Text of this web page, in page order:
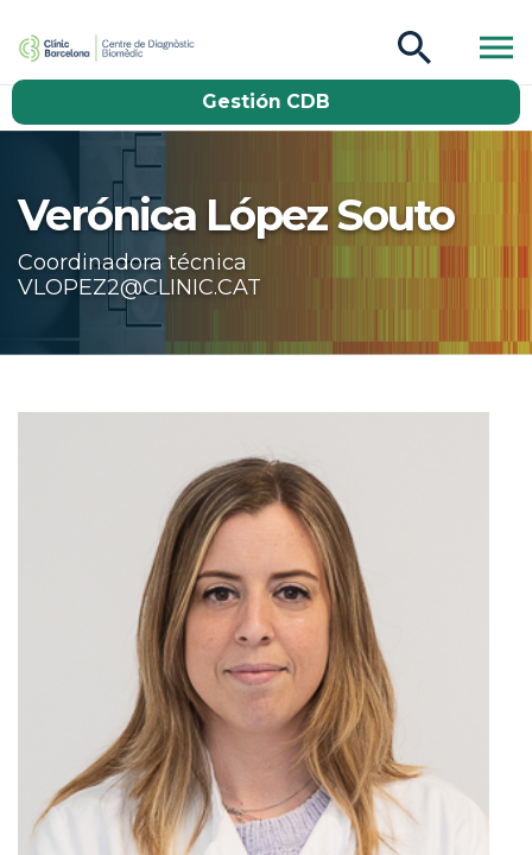
Buscar
Gestión CDB
Verónica López Souto
Coordinadora técnica
VLOPEZ2@CLINIC.CAT